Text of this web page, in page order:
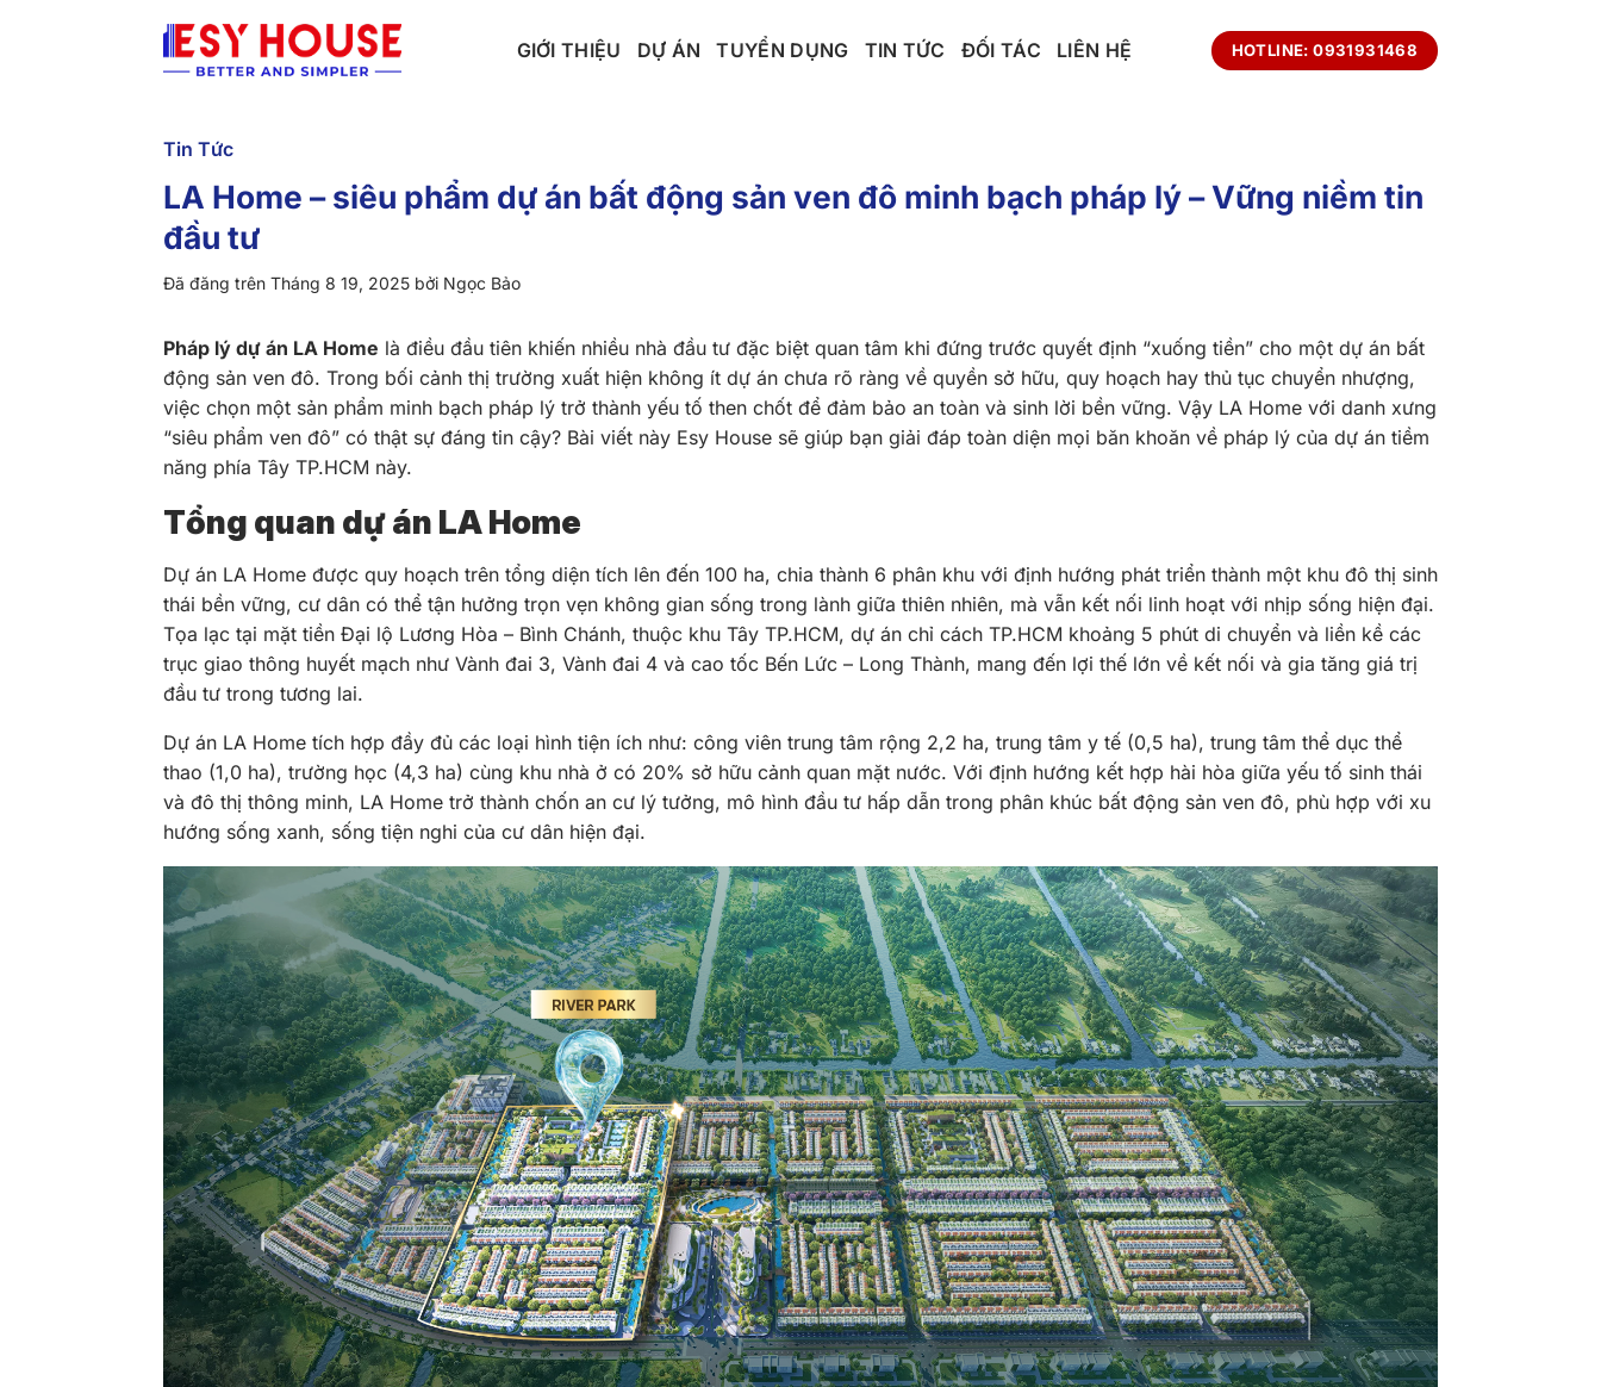
GIỚI THIỆU DỰ ÁN TUYỂN DỤNG TIN TỨC ĐỐI TÁC LIÊN HỆ HOTLINE: 0931931468
Tin Tức
LA Home – siêu phẩm dự án bất động sản ven đô minh bạch pháp lý – Vững niềm tin
đầu tư
Đã đăng trên Tháng 8 19, 2025 bởi Ngọc Bảo
Pháp lý dự án LA Home là điều đầu tiên khiến nhiều nhà đầu tư đặc biệt quan tâm khi đứng trước quyết định “xuống tiền” cho một dự án bất
động sản ven đô. Trong bối cảnh thị trường xuất hiện không ít dự án chưa rõ ràng về quyền sở hữu, quy hoạch hay thủ tục chuyển nhượng,
việc chọn một sản phẩm minh bạch pháp lý trở thành yếu tố then chốt để đảm bảo an toàn và sinh lời bền vững. Vậy LA Home với danh xưng
“siêu phẩm ven đô” có thật sự đáng tin cậy? Bài viết này Esy House sẽ giúp bạn giải đáp toàn diện mọi băn khoăn về pháp lý của dự án tiềm
năng phía Tây TP.HCM này.
Tổng quan dự án LA Home
Dự án LA Home được quy hoạch trên tổng diện tích lên đến 100 ha, chia thành 6 phân khu với định hướng phát triển thành một khu đô thị sinh
thái bền vững, cư dân có thể tận hưởng trọn vẹn không gian sống trong lành giữa thiên nhiên, mà vẫn kết nối linh hoạt với nhịp sống hiện đại.
Tọa lạc tại mặt tiền Đại lộ Lương Hòa – Bình Chánh, thuộc khu Tây TP.HCM, dự án chỉ cách TP.HCM khoảng 5 phút di chuyển và liền kề các
trục giao thông huyết mạch như Vành đai 3, Vành đai 4 và cao tốc Bến Lức – Long Thành, mang đến lợi thế lớn về kết nối và gia tăng giá trị
đầu tư trong tương lai.
Dự án LA Home tích hợp đầy đủ các loại hình tiện ích như: công viên trung tâm rộng 2,2 ha, trung tâm y tế (0,5 ha), trung tâm thể dục thể
thao (1,0 ha), trường học (4,3 ha) cùng khu nhà ở có 20% sở hữu cảnh quan mặt nước. Với định hướng kết hợp hài hòa giữa yếu tố sinh thái
và đô thị thông minh, LA Home trở thành chốn an cư lý tưởng, mô hình đầu tư hấp dẫn trong phân khúc bất động sản ven đô, phù hợp với xu
hướng sống xanh, sống tiện nghi của cư dân hiện đại.